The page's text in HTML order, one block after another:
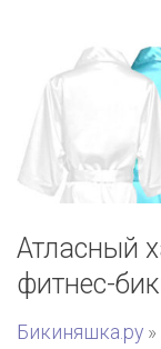
Атласный
фитнес-
Бикиняшка.ру »